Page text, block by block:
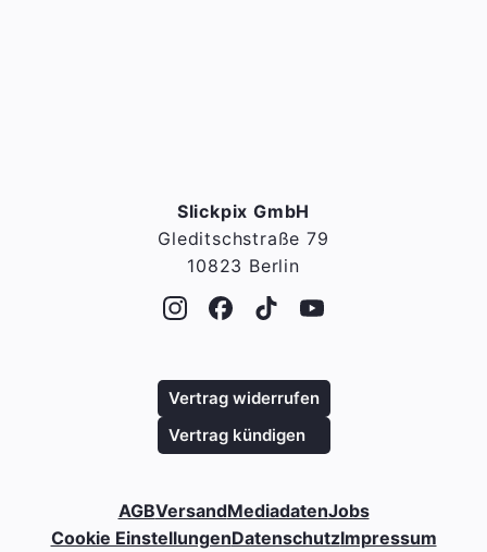
Slickpix GmbH
Gleditschstraße 79
10823 Berlin
AGBVersandMediadatenJobs
Cookie EinstellungenDatenschutzImpressum
Vertrag widerrufen
Vertrag kündigen